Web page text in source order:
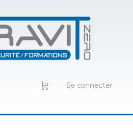
Se connecter